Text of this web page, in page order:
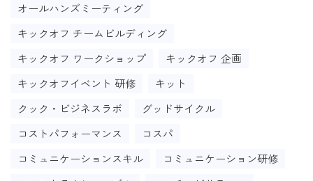
オールハンズミーティング
キックオフ チームビルディング
キックオフ ワークショップ
キックオフ 企画
キックオフイベント 研修
キット
クック・ビジネスラボ
グッドサイクル
コストパフォーマンス
コスパ
コミュニケーションスキル
コミュニケーション研修